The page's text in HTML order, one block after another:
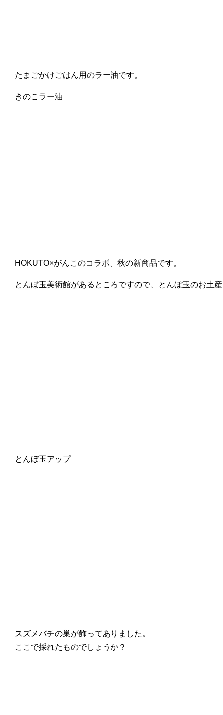
たまごかけごはん用のラー油です。
きのこラー油
HOKUTO×がんこのコラボ、秋の新商品です。
とんぼ玉美術館があるところですので、とんぼ玉のお土
とんぼ玉アップ
スズメバチの巣が飾ってありました。
ここで採れたものでしょうか？